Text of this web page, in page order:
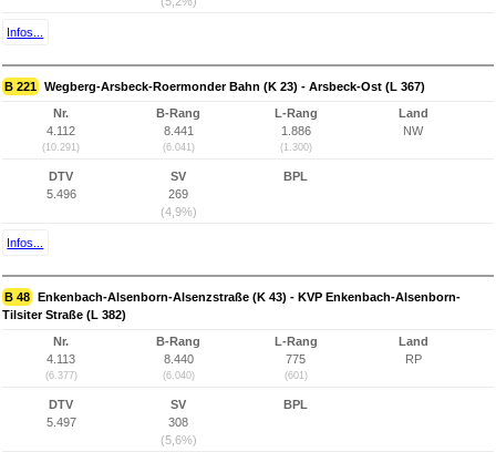
Infos...
B 221 Wegberg-Arsbeck-Roermonder Bahn (K 23) - Arsbeck-Ost (L 367)
Nr.
4.112
(10.291)
B-Rang
8.441
(6.041)
L-Rang
1.886
(1.300)
Land
NW
DTV
5.496
SV
269
(4,9%)
BPL
Infos...
B 48 Enkenbach-Alsenborn-Alsenzstraße (K 43) - KVP Enkenbach-Alsenborn-
Tilsiter Straße (L 382)
Nr.
4.113
(6.377)
B-Rang
8.440
(6.040)
L-Rang
775
(601)
Land
RP
DTV
5.497
SV
308
(5,6%)
BPL